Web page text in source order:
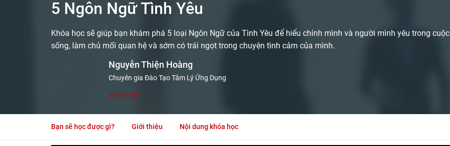
5 Ngôn Ngữ Tình Yêu
Khóa học sẽ giúp bạn khám phá 5 loại Ngôn Ngữ của Tình Yêu để hiểu chính mình và người mình yêu trong cuộc
sống, làm chủ mối quan hệ và sớm có trái ngọt trong chuyện tình cảm của mình.
Nguyễn Thiện Hoàng
Chuyên gia Đào Tạo Tâm Lý Ứng Dụng
Xem thêm
Bạn sẽ học được gì? Giới thiệu Nội dung khóa học